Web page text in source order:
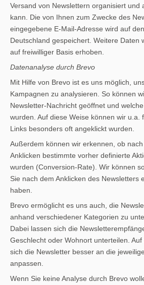
Versand von Newslettern organisiert und
kann. Die von Ihnen zum Zwecke des
eingegebene E-Mail-Adresse wird auf
Deutschland gespeichert. Weitere Daten
auf freiwilliger Basis erhoben.
Datenanalyse durch Brevo
Mit Hilfe von Brevo ist es uns möglich,
Kampagnen zu analysieren. So können
Newsletter-Nachricht geöffnet und
wurden. Auf diese Weise können wir u.a.
Links besonders oft angeklickt wurden.
Außerdem können wir erkennen, ob
Anklicken bestimmte vorher definierte
wurden (Conversion-Rate). Wir können
Sie nach dem Anklicken des Newsletters
haben.
Brevo ermöglicht es uns auch, die
anhand verschiedener Kategorien zu
Dabei lassen sich die
Geschlecht oder Wohnort unterteilen.
sich die Newsletter besser an die
anpassen.
Wenn Sie keine Analyse durch Brevo